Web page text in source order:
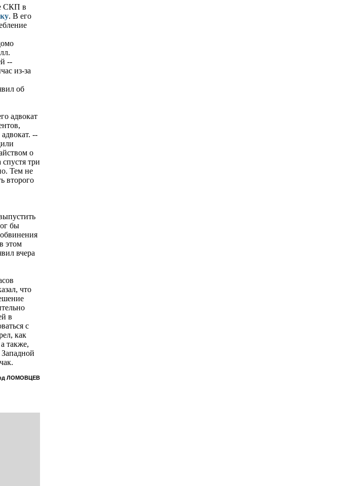
СКП в
. В его
--
из-за
об
адвокат
--
о
спустя три
Тем не
второго
бы
этом
вчера
что
в
с
как
также,
ЛОМОВЦЕВ